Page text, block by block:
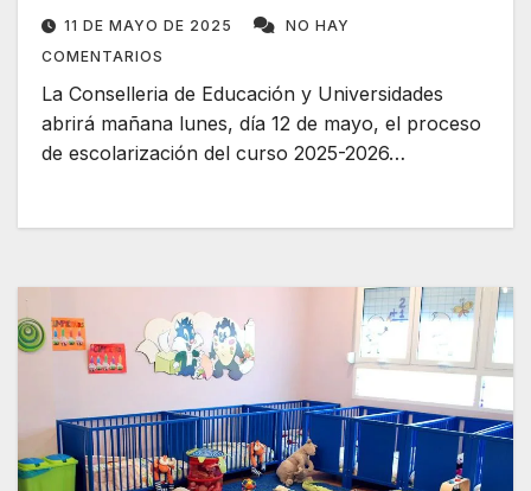
11 DE MAYO DE 2025
NO HAY
COMENTARIOS
La Conselleria de Educación y Universidades
abrirá mañana lunes, día 12 de mayo, el proceso
de escolarización del curso 2025-2026…